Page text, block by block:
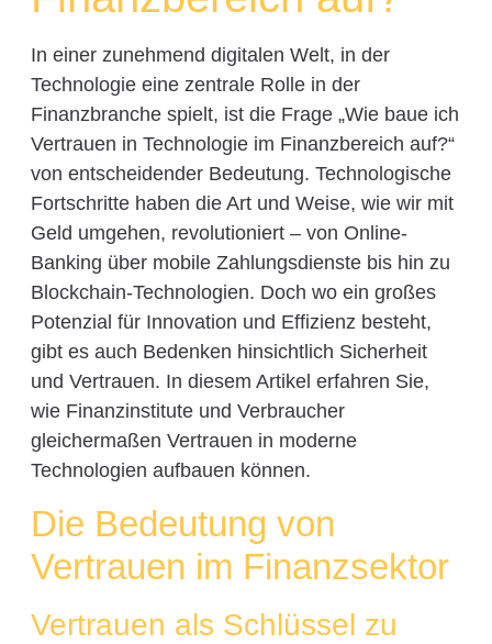
In einer zunehmend digitalen Welt, in der
Technologie eine zentrale Rolle in der
Finanzbranche spielt, ist die Frage „Wie baue ich
Vertrauen in Technologie im Finanzbereich auf?“
von entscheidender Bedeutung. Technologische
Fortschritte haben die Art und Weise, wie wir mit
Geld umgehen, revolutioniert – von Online-
Banking über mobile Zahlungsdienste bis hin zu
Blockchain-Technologien. Doch wo ein großes
Potenzial für Innovation und Effizienz besteht,
gibt es auch Bedenken hinsichtlich Sicherheit
und Vertrauen. In diesem Artikel erfahren Sie,
wie Finanzinstitute und Verbraucher
gleichermaßen Vertrauen in moderne
Technologien aufbauen können.
Die Bedeutung von
Vertrauen im Finanzsektor
Vertrauen als Schlüssel zu